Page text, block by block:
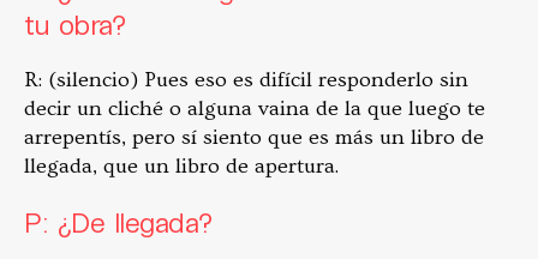
tu obra?
R: (silencio) Pues eso es difícil responderlo sin
decir un cliché o alguna vaina de la que luego te
arrepentís, pero sí siento que es más un libro de
llegada, que un libro de apertura.
P: ¿De llegada?